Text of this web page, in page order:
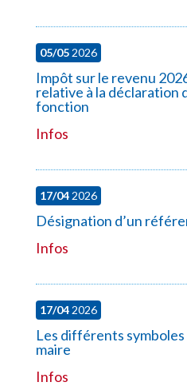
05/052026
Impôt sur le revenu
relative à la déclaration
fonction
Infos
17/042026
Désignation d’un
Infos
17/042026
Les différents
maire
Infos